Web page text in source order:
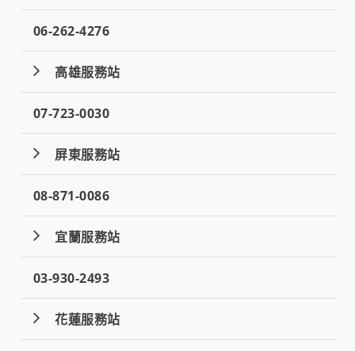
06-262-4276
高雄服務站
07-723-0030
屏東服務站
08-871-0086
宜蘭服務站
03-930-2493
花蓮服務站